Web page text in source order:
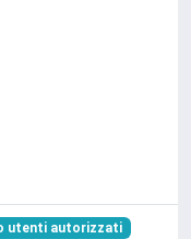
utenti autorizzati